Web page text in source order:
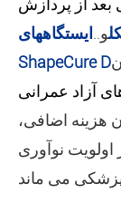
و.. ایستگاههای
ShapeCure D
آزاد عمرانی
هزینه اضافی،
اولویت نوآوری